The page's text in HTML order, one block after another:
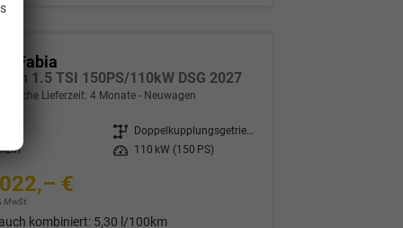
Fabia
1.5 TSI 150PS/110kW DSG 2027
Lieferzeit:4 Monate Neuwagen
Getriebe
Doppelkupplungsgetriebe (DSG)
Leistung 110 kW (150 PS)
€
MwSt.
kombiniert: 5,30 l/100km